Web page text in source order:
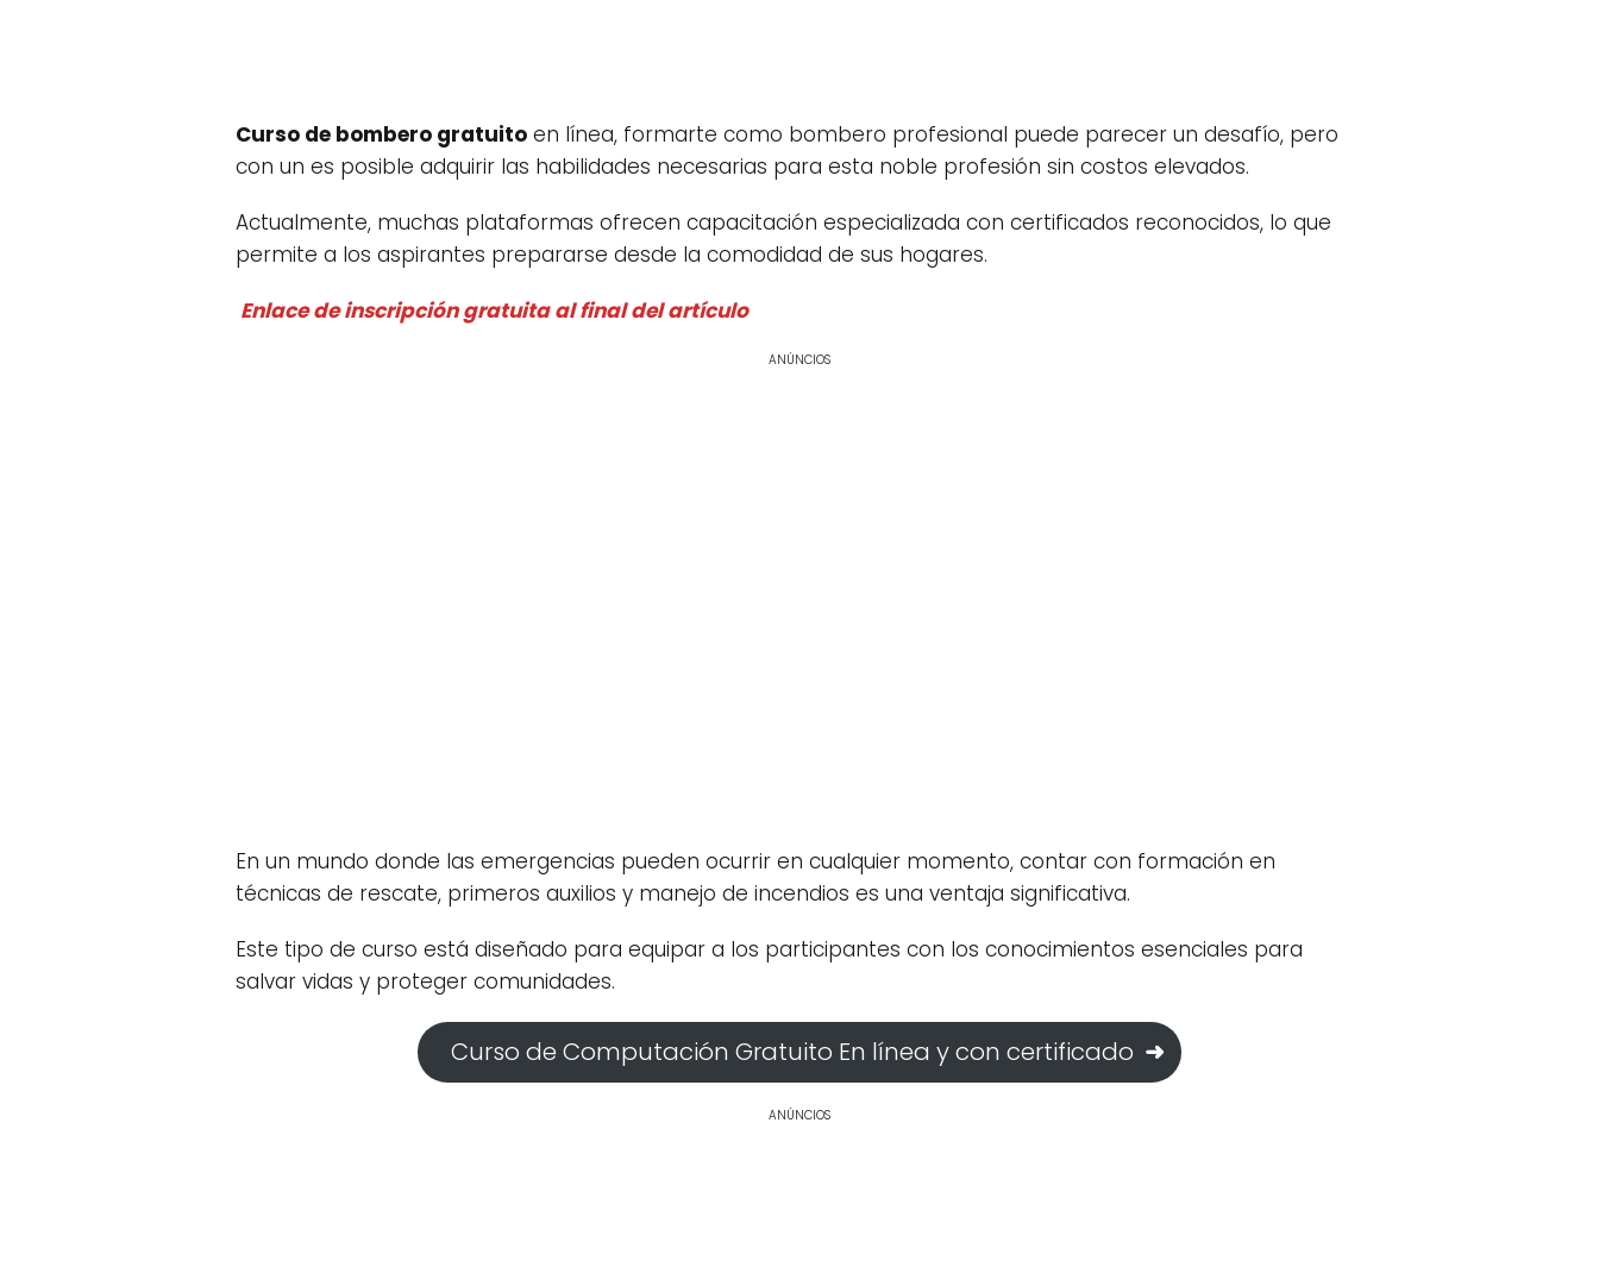
Curso de bombero gratuito en línea, formarte como bombero profesional puede parecer un desafío, pero
con un es posible adquirir las habilidades necesarias para esta noble profesión sin costos elevados.
Actualmente, muchas plataformas ofrecen capacitación especializada con certificados reconocidos, lo que
permite a los aspirantes prepararse desde la comodidad de sus hogares.
Enlace de inscripción gratuita al final del artículo
ANÚNCIOS
En un mundo donde las emergencias pueden ocurrir en cualquier momento, contar con formación en
técnicas de rescate, primeros auxilios y manejo de incendios es una ventaja significativa.
Este tipo de curso está diseñado para equipar a los participantes con los conocimientos esenciales para
salvar vidas y proteger comunidades.
Curso de Computación Gratuito En línea y con certificado
ANÚNCIOS